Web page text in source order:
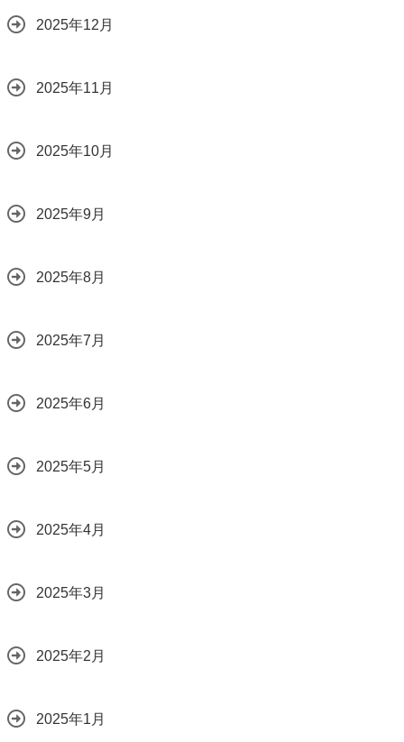
2025年12月
2025年11月
2025年10月
2025年9月
2025年8月
2025年7月
2025年6月
2025年5月
2025年4月
2025年3月
2025年2月
2025年1月